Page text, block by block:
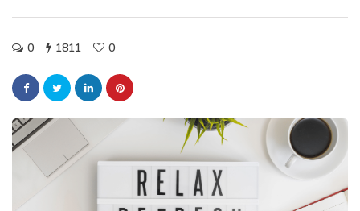
0 1811 0